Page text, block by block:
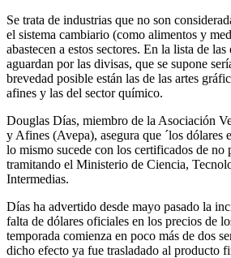
Se trata de industrias que no son
el sistema cambiario (como alimentos y
abastecen a estos sectores. En la lista de
aguardan por las divisas, que se supone
brevedad posible están las de las artes
afines y las del sector químico.
Douglas Días, miembro de la Asociación
y Afines (Avepa), asegura que ´los dólares
lo mismo sucede con los certificados de no
tramitando el Ministerio de Ciencia,
Intermedias.
Días ha advertido desde mayo pasado la
falta de dólares oficiales en los precios de
temporada comienza en poco más de dos
dicho efecto ya fue trasladado al producto